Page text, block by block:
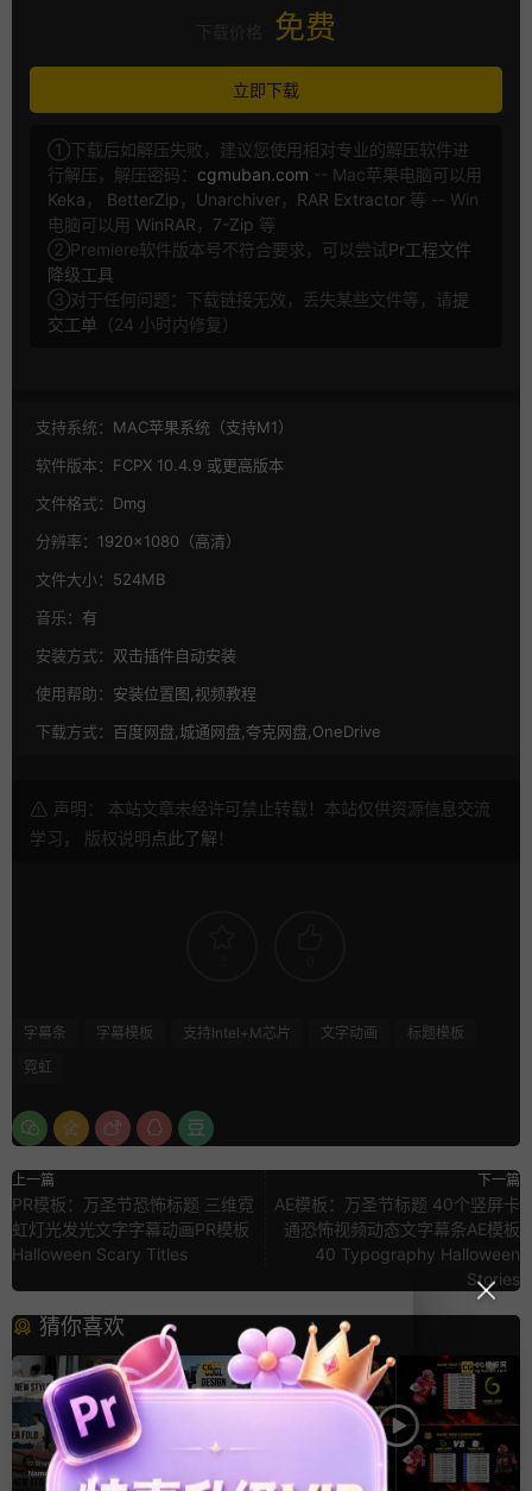
免费
立即下载
①下载后如解压失败，建议您使用相对专业的解压软件进
行解压，解压密码： cgmuban.com -- Mac苹果电脑可以用
Keka ， BetterZip ， Unarchiver， RAR Extractor 等 -- Win
电脑可以用 WinRAR ， 7-Zip 等
②Premiere软件版本号不符合要求，可以尝试Pr工程文件
降级工具
③对于任何问题：下载链接无效，丢失某些文件等，请提
交工单 （24 小时内修复）
支持系统： MAC苹果系统（支持M1）
软件版本： FCPX 10.4.9 或更高版本
文件格式： Dmg
分辨率： 1920×1080（高清）
文件大小： 524MB
音乐： 有
安装方式： 双击插件自动安装
使用帮助： 安装位置图,视频教程
下载方式： 百度网盘,城通网盘,夸克网盘,OneDrive
声明： 本站文章未经许可禁止转载！本站仅供资源信息交流
学习， 版权说明点此了解 ！
字幕条 字幕模板 支持Intel+M芯片 文字动画
标题模板
霓虹
上一篇
PR模板：万圣节恐怖标题 三维霓
虹灯光发光文字字幕动画PR模板
Halloween Scary Titles
下一篇
AE模板：万圣节标题 40个竖屏卡
通恐怖视频动态文字幕条AE模板
40 Typography Halloween
Stories
猜你喜欢